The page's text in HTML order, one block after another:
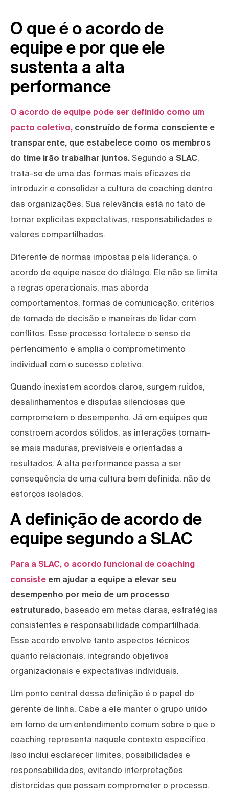
O que é o acordo de
equipe e por que ele
sustenta a alta
performance
O acordo de equipe pode ser definido como um
pacto coletivo, construído de forma consciente e
transparente, que estabelece como os membros
do time irão trabalhar juntos. Segundo a SLAC,
trata-se de uma das formas mais eficazes de
introduzir e consolidar a cultura de coaching dentro
das organizações. Sua relevância está no fato de
tornar explícitas expectativas, responsabilidades e
valores compartilhados.
Diferente de normas impostas pela liderança, o
acordo de equipe nasce do diálogo. Ele não se limita
a regras operacionais, mas aborda
comportamentos, formas de comunicação, critérios
de tomada de decisão e maneiras de lidar com
conflitos. Esse processo fortalece o senso de
pertencimento e amplia o comprometimento
individual com o sucesso coletivo.
Quando inexistem acordos claros, surgem ruídos,
desalinhamentos e disputas silenciosas que
comprometem o desempenho. Já em equipes que
constroem acordos sólidos, as interações tornam-
se mais maduras, previsíveis e orientadas a
resultados. A alta performance passa a ser
consequência de uma cultura bem definida, não de
esforços isolados.
A definição de acordo de
equipe segundo a SLAC
Para a SLAC, o acordo funcional de coaching
consiste em ajudar a equipe a elevar seu
desempenho por meio de um processo
estruturado, baseado em metas claras, estratégias
consistentes e responsabilidade compartilhada.
Esse acordo envolve tanto aspectos técnicos
quanto relacionais, integrando objetivos
organizacionais e expectativas individuais.
Um ponto central dessa definição é o papel do
gerente de linha. Cabe a ele manter o grupo unido
em torno de um entendimento comum sobre o que o
coaching representa naquele contexto específico.
Isso inclui esclarecer limites, possibilidades e
responsabilidades, evitando interpretações
distorcidas que possam comprometer o processo.